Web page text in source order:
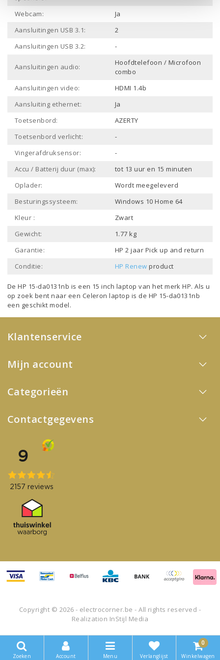
Webcam:
Ja
Aansluitingen USB 3.1:
2
Aansluitingen USB 3.2:
-
Aansluitingen audio:
Hoofdtelefoon / Microfoon
combo
Aansluitingen video:
HDMI 1.4b
Aansluiting ethernet:
Ja
Toetsenbord:
AZERTY
Toetsenbord verlicht:
-
Vingerafdruksensor:
-
Accu / Batterij duur (max):
tot 13 uur en 15 minuten
Oplader:
Wordt meegeleverd
Besturingssysteem:
Windows 10 Home 64
Kleur :
Zwart
Gewicht:
1.77 kg
Garantie:
HP 2 jaar Pick up and return
Conditie:
HP Renew product
De HP 15-da0131nb is een 15 inch laptop van het merkHP. Als u
op zoek bent naar een Celeron laptop is de HP 15-da0131nb
een geschikt model.
Klantenservice
Mijn account
Categorieën
Contactgegevens
Copyright © 2026 - electrocorner.be - All rights reserved -
Realization InStijl Media
Zoeken Account Menu Verlanglijst
0
Winkelwagen